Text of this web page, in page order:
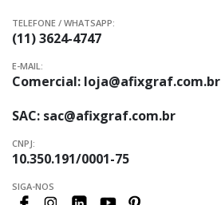
TELEFONE / WHATSAPP:
(11) 3624-4747
E-MAIL:
Comercial: loja@afixgraf.com.br
SAC: sac@afixgraf.com.br
CNPJ:
10.350.191/0001-75
SIGA-NOS